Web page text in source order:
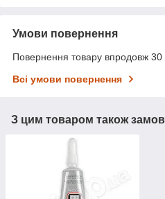
Умови повернення
Повернення товару впродовж 30
Всі умови повернення
З цим товаром також